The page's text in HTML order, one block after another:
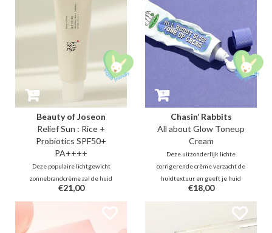
hydraterend effect.
voorkomen dat de huid wordt
Beauty of Joseon
Relief Sun : Rice +
Probiotics SPF50+
PA++++
Deze populaire lichtgewicht
zonnebrandcrème zal de huid
goed beschermen dankzij 4
nieuwe generatie UV-filters.
Deze verzorgende formule bevat
ook hydraterend en
€21,00
Chasin’ Rabbits
All about Glow Toneup
Cream
Deze uitzonderlijk lichte
corrigerende crème verzacht de
huidtextuur en geeft je huid
onmiddellijk een natuurlijke
glans en egale teint. Het zal de
huid zacht en gehydrateerd laten
aanvoelen en trekt snel in zonder
€18,00